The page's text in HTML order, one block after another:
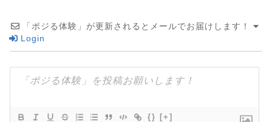
「ポジる体験」が更新されるとメールでお届けします！
Login
{} [+]